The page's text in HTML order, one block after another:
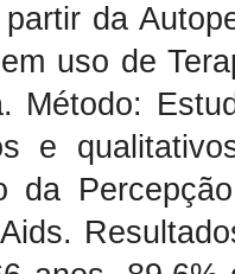
da
uso de
Método:
e
da